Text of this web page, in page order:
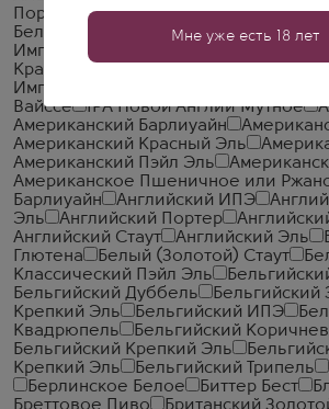
Портер
Бельгийский и
Бельгийский Пэйл Эль
Имперский Двойной ИПЭ
Красный Лагер
Императорский Стаут
Вайссе
IPA Новой Англии Мутное
Американский Барлиуайн
Американский Красный Эль
Американский Пэйл Эль
Американское Пшеничное или
Барлиуайн
Английский ИПЭ
Эль
Английский Портер
Английский Стаут
Английский Эль
Глютена
Белый (Золотой) Стаут
Классический Пэйл Эль
Бельгийский Дуббель
Бельгийский
Крепкий Эль
Бельгийский ИПЭ
Квадрюпель
Бельгийский
Бельгийский Крепкий Эль
Крепкий Эль
Бельгийский Трипель
Берлинское Белое
Биттер Бест
Мне уже есть 18 лет